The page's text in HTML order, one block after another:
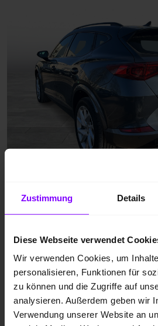
Zustimmung Details
Diese Webseite verwendet
Wir verwenden Cookies, um
personalisieren, Funktionen für
zu können und die Zugriffe auf
analysieren. Außerdem geben wir
Verwendung unserer Website an